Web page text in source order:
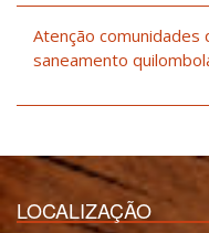
Atenção comunidades
saneamento
LOCALIZAÇÃO